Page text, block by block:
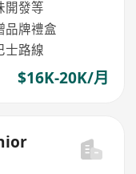
開發等
品牌禮盒
士路線
$16K-20K/月